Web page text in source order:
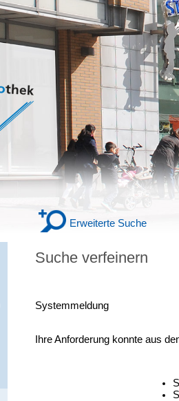
Erweiterte Suche
Suche verfeinern
Systemmeldung
Ihre Anforderung konnte aus